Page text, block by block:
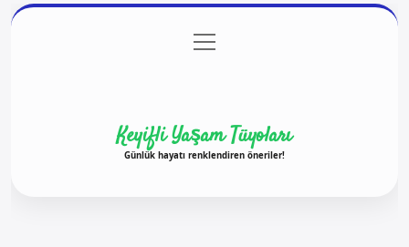
Gizlilik Politikası
menüyü
aç
Keyifli Yaşam Tüyoları
Günlük hayatı renklendiren öneriler!